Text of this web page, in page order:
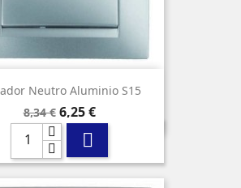
Neutro Aluminio S15
Precio
base
8,34 € Precio
6,25 €
